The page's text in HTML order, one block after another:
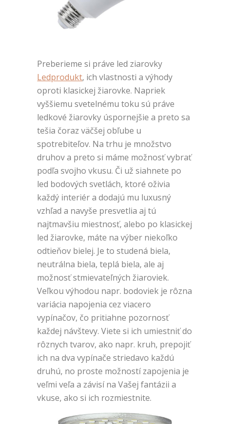
Preberieme si práve led ziarovky
Ledprodukt, ich vlastnosti a výhody
oproti klasickej žiarovke. Napriek
vyššiemu svetelnému toku sú práve
ledkové žiarovky úspornejšie a preto sa
tešia čoraz väčšej obľube u
spotrebiteľov. Na trhu je množstvo
druhov a preto si máme možnosť vybrať
podľa svojho vkusu. Či už siahnete po
led bodových svetlách, ktoré oživia
každý interiér a dodajú mu luxusný
vzhľad a navyše presvetlia aj tú
najtmavšiu miestnosť, alebo po klasickej
led žiarovke, máte na výber niekoľko
odtieňov bielej. Je to studená biela,
neutrálna biela, teplá biela, ale aj
možnosť stmievateľných žiaroviek.
Veľkou výhodou napr. bodoviek je rôzna
variácia napojenia cez viacero
vypínačov, čo pritiahne pozornosť
každej návštevy. Viete si ich umiestniť do
rôznych tvarov, ako napr. kruh, prepojiť
ich na dva vypínače striedavo každú
druhú, no proste možností zapojenia je
veľmi veľa a závisí na Vašej fantázii a
vkuse, ako si ich rozmiestnite.